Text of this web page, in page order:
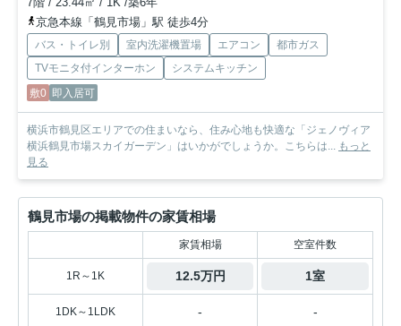
京急本線「鶴見市場」駅 徒歩4分
バス・トイレ別 室内洗濯機置場 エアコン
都市ガス
TVモニタ付インターホン
システムキッチン
敷0 即入居可
横浜市鶴見区エリアでの住まいなら、住み心地も快適な「ジェノヴィア
横浜鶴見市場スカイガーデン」はいかがでしょうか。こちらは... もっと
見る
鶴見市場の掲載物件の家賃相場
家賃相場 空室件数
1R～1K 12.5万円 1室
1DK～1LDK - -